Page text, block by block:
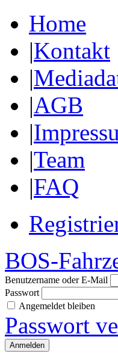
Home
|Kontakt
|
|AGB
|
|Team
|FAQ
BOS-
Benutzername oder E-Mail
Passwort
Angemeldet bleiben
Passwort